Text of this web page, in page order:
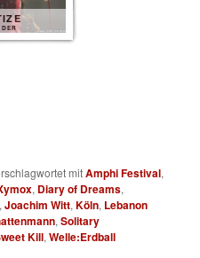
mitAmphi Festival,
, Diary of Dreams,
,Joachim Witt,Köln, Lebanon
,Solitary
Kill,Welle:Erdball